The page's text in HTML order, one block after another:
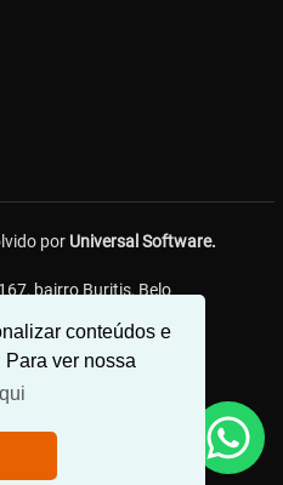
conteúdos e
ver nossa
por Universal Software.
bairro Buritis, Belo